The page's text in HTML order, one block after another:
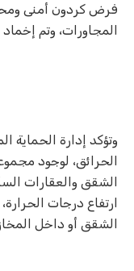
فرض كردون أمنى
المجاورات، وتم
وتؤكد إدارة الحماية
الحرائق، لوجود
الشقق والعقارات
ارتفاع درجات
الشقق أو داخل